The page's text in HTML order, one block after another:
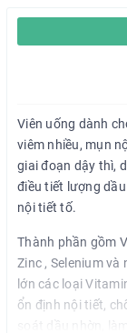
Viên uống dành
viêm nhiều, mụn
giai đoạn dậy thì,
điều tiết lượng
nội tiết tố.
Thành phần gồm
Zinc , Selenium
lớn các loại
ổn định nội tiết,